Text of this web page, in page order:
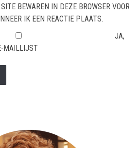
BEWAREN IN DEZE BROWSER VOOR
IK EEN REACTIE PLAATS.
JA,
MAILLIJST